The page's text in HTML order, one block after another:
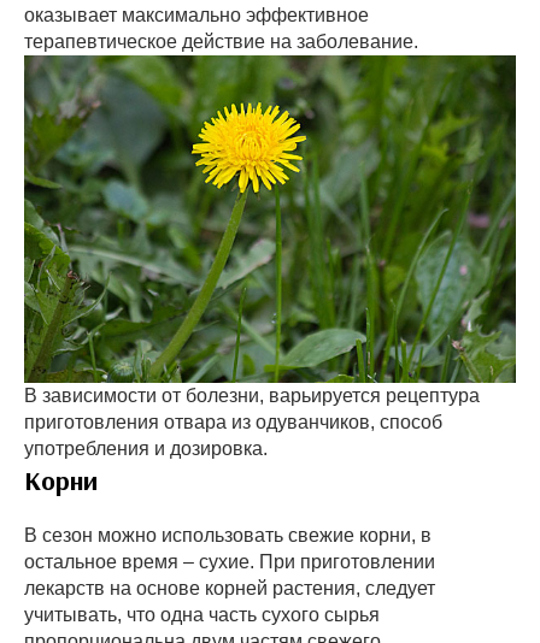
оказывает максимально эффективное
терапевтическое действие на заболевание.
В зависимости от болезни, варьируется рецептура
приготовления отвара из одуванчиков, способ
употребления и дозировка.
Корни
В сезон можно использовать свежие корни, в
остальное время – сухие. При приготовлении
лекарств на основе корней растения, следует
учитывать, что одна часть сухого сырья